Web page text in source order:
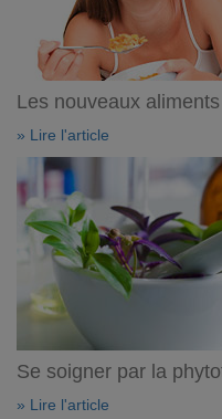
Les nouveaux
» Lire l'article
Se soigner par la
» Lire l'article